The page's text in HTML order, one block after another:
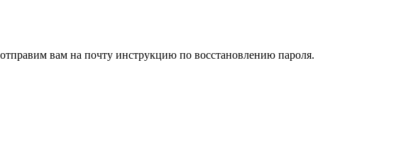
вам на почту инструкцию по восстановлению пароля.